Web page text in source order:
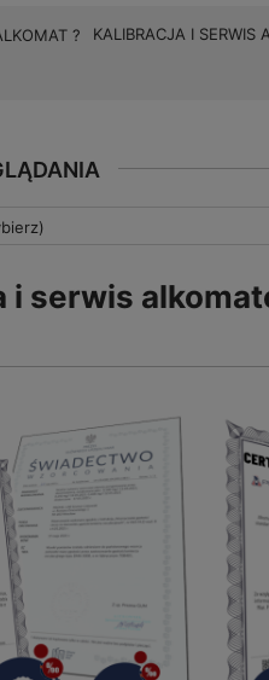
? KALIBRACJA I SERWIS
i serwis